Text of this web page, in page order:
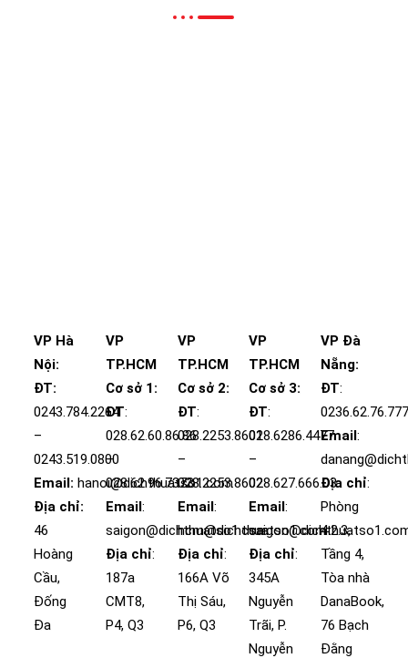
VP Hà
Nội:
ĐT:
0243.784.2264
–
0243.519.0800
Email: hanoi@dichthuatso1.com
Địa chỉ:
46
Hoàng
Cầu,
Đống
Đa
VP
TP.HCM
Cơ sở 1:
ĐT:
028.62.60.86.86
–
028.62.96.7373
Email :
saigon@dichthuatso1.com
Địa chỉ:
187a
CMT8,
P4, Q3
VP
TP.HCM
Cơ sở 2:
ĐT:
028.2253.8601
–
028.2253.8602
Email :
hcm@dichthuatso1.com
Địa chỉ:
166A Võ
Thị Sáu,
P6, Q3
VP
TP.HCM
Cơ sở 3:
ĐT:
028.6286.4477
–
028.627.666.03
Email:
Địa chỉ:
345A
Nguyễn
Trãi, P.
Nguyễn
VP Đà
Nẵng:
ĐT:
Email:
Địa chỉ:
Phòng
4.2.3,
Tầng 4,
Tòa nhà
DanaBook,
76 Bạch
Đằng